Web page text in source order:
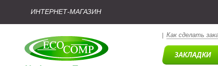
ИНТЕРНЕТ-МАГАЗИН
Как сделать